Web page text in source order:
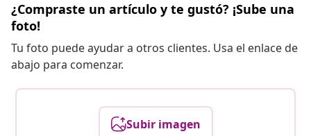
¿Compraste un artículo y te gustó? ¡Sube una
foto!
Tu foto puede ayudar a otros clientes. Usa el enlace de
abajo para comenzar.
Subir imagen